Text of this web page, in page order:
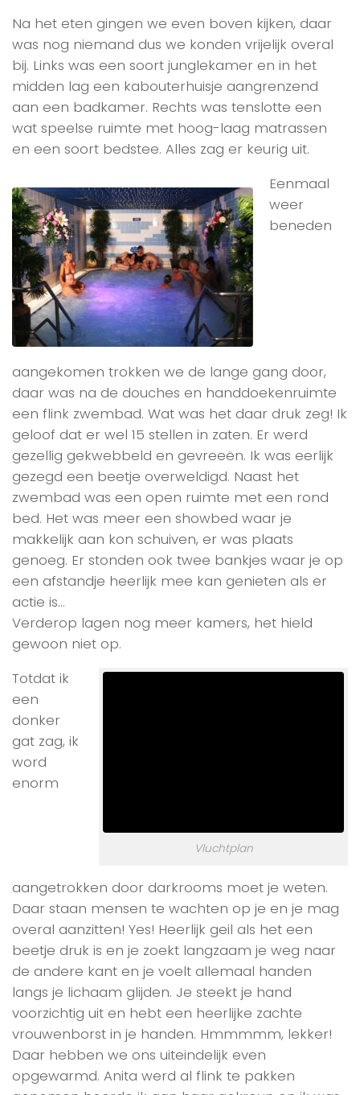
Na het eten gingen we even boven kijken, daar
was nog niemand dus we konden vrijelijk overal
bij. Links was een soort junglekamer en in het
midden lag een kabouterhuisje aangrenzend
aan een badkamer. Rechts was tenslotte een
wat speelse ruimte met hoog-laag matrassen
en een soort bedstee. Alles zag er keurig uit.
Eenmaal
weer
beneden
aangekomen trokken we de lange gang door,
daar was na de douches en handdoekenruimte
een flink zwembad. Wat was het daar druk zeg! Ik
geloof dat er wel 15 stellen in zaten. Er werd
gezellig gekwebbeld en gevreeën. Ik was eerlijk
gezegd een beetje overweldigd. Naast het
zwembad was een open ruimte met een rond
bed. Het was meer een showbed waar je
makkelijk aan kon schuiven, er was plaats
genoeg. Er stonden ook twee bankjes waar je op
een afstandje heerlijk mee kan genieten als er
actie is…
Verderop lagen nog meer kamers, het hield
gewoon niet op.
Vluchtplan
Totdat ik
een
donker
gat zag, ik
word
enorm
aangetrokken door darkrooms moet je weten.
Daar staan mensen te wachten op je en je mag
overal aanzitten! Yes! Heerlijk geil als het een
beetje druk is en je zoekt langzaam je weg naar
de andere kant en je voelt allemaal handen
langs je lichaam glijden. Je steekt je hand
voorzichtig uit en hebt een heerlijke zachte
vrouwenborst in je handen. Hmmmmm, lekker!
Daar hebben we ons uiteindelijk even
opgewarmd. Anita werd al flink te pakken